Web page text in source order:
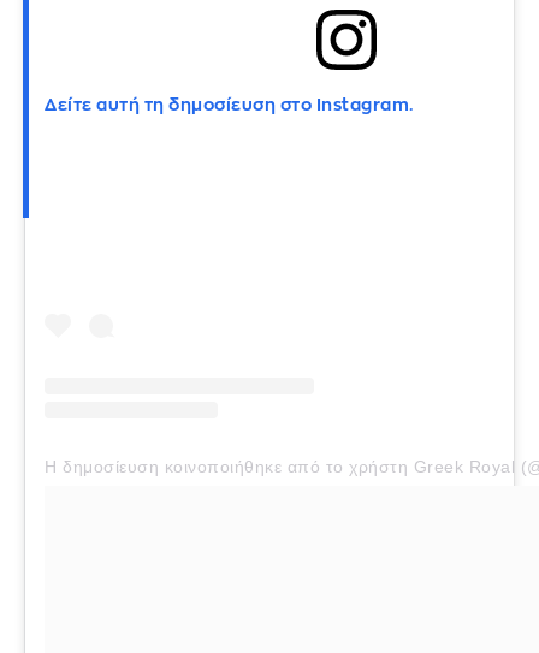
Δείτε αυτή τη δημοσίευση στο Instagram.
Η δημοσίευση κοινοποιήθηκε από το χρήστη Greek Royal